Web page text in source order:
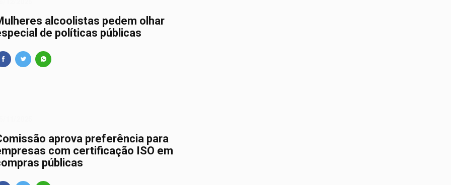
alcoolistas pedem olhar
de políticas públicas
aprova preferência para
com certificação ISO em
públicas